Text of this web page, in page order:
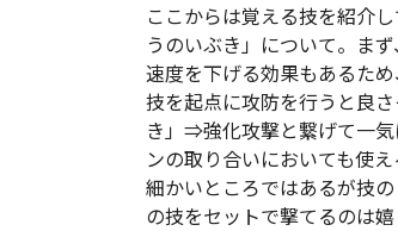
ここからは覚える技を紹介
うのいぶき」について。ま
速度を下げる効果もあるた
技を起点に攻防を行うと良
き」⇒強化攻撃と繋げて一
ンの取り合いにおいても使
細かいところではあるが技
の技をセットで撃てるのは嬉